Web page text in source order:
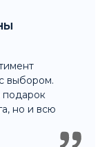
выбором.
подарок
но и всю